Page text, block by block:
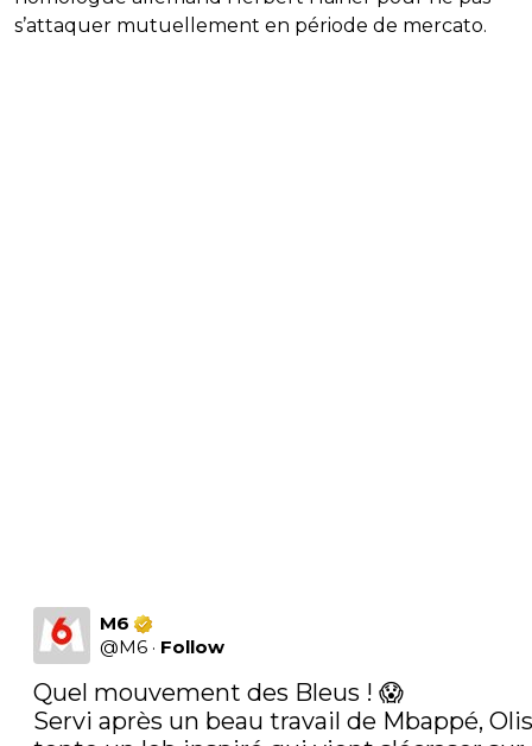
s’attaquer mutuellement en période de mercato.
M6
@M6 · Follow
Quel mouvement des Bleus ! 😱
Servi après un beau travail de Mbappé,